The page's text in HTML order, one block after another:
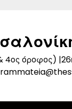
4ος όροφος)